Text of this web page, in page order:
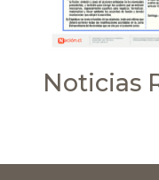
Noticias